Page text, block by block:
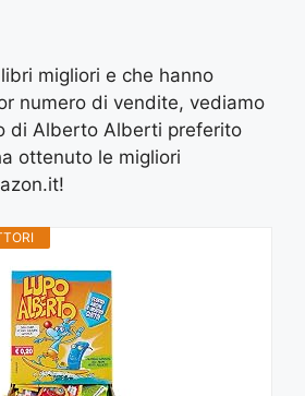
migliori e che hanno
numero di vendite, vediamo
di Alberto Alberti preferito
ottenuto le migliori